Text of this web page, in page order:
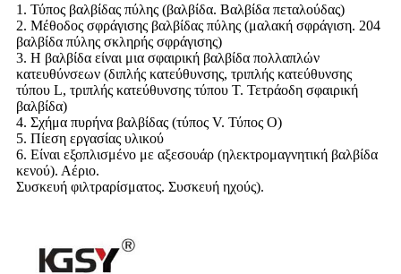
1. Τύπος βαλβίδας πύλης (βαλβίδα. Βαλβίδα πεταλούδας)
2. Μέθοδος σφράγισης βαλβίδας πύλης (μαλακή σφράγιση. 204
βαλβίδα πύλης σκληρής σφράγισης)
3. Η βαλβίδα είναι μια σφαιρική βαλβίδα πολλαπλών
κατευθύνσεων (διπλής κατεύθυνσης, τριπλής κατεύθυνσης
τύπου L, τριπλής κατεύθυνσης τύπου T. Τετράοδη σφαιρική
βαλβίδα)
4. Σχήμα πυρήνα βαλβίδας (τύπος V. Τύπος O)
5. Πίεση εργασίας υλικού
6. Είναι εξοπλισμένο με αξεσουάρ (ηλεκτρομαγνητική βαλβίδα
κενού). Αέριο.
Συσκευή φιλτραρίσματος. Συσκευή ηχούς).